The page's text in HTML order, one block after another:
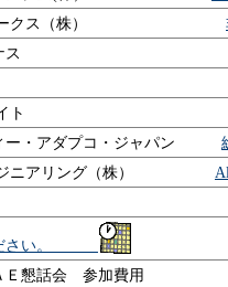
ンワークス（株）
ヴァイナ
テラバイ
ィー・アダプコ・ジャパン
ジニアリング（株）
ださい。
Ｅ懇話会 参加費用